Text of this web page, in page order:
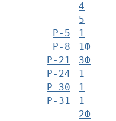
4
5
Р-5
Р-8
1
Р-21
1Ф
3Ф
Р-24
1
Р-30
1
Р-31
1
2Ф